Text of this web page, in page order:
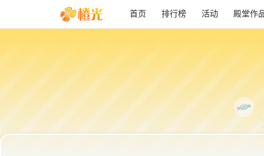
首页 排行榜 活动 殿堂作